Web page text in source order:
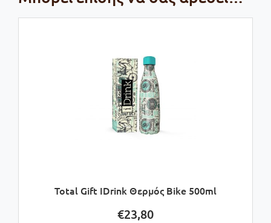
Total Gift IDrink Θερμός Bike 500ml
€23,80